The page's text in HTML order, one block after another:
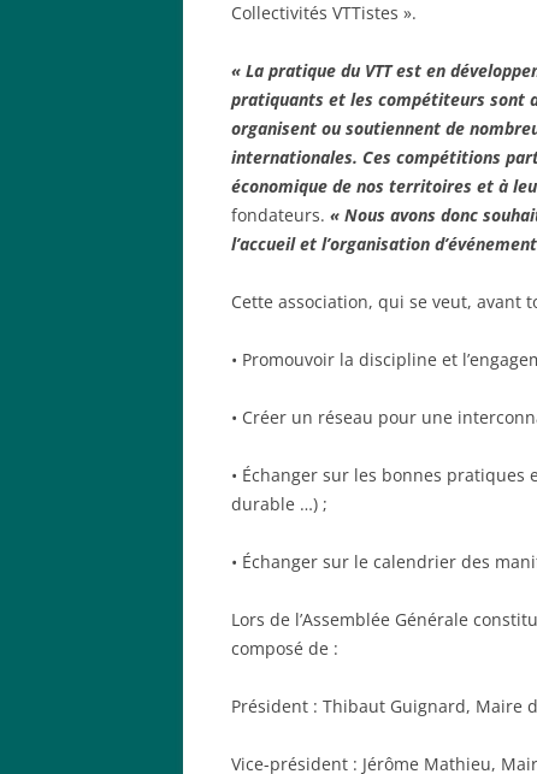
Collectivités VTTistes ».
« La pratique du VTT est en
pratiquants et les compétiteurs sont
organisent ou soutiennent de
internationales. Ces compétitions
économique de nos territoires et à
fondateurs. « Nous avons donc
l’accueil et l’organisation
Cette association, qui se veut,
• Promouvoir la discipline et
• Créer un réseau pour une
• Échanger sur les bonnes
durable …) ;
• Échanger sur le calendrier des
Lors de l’Assemblée Générale
composé de :
Président : Thibaut Guignard, Maire
Vice-président : Jérôme Mathieu,